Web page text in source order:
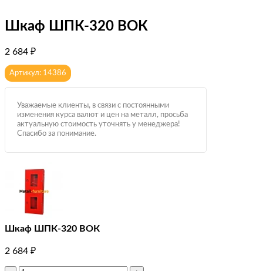
Шкаф ШПК-320 ВОК
2 684 ₽
Артикул: 14386
Уважаемые клиенты, в связи с постоянными
изменения курса валют и цен на металл, просьба
актуальную стоимость уточнять у менеджера!
Спасибо за понимание.
Шкаф ШПК-320 ВОК
2 684 ₽